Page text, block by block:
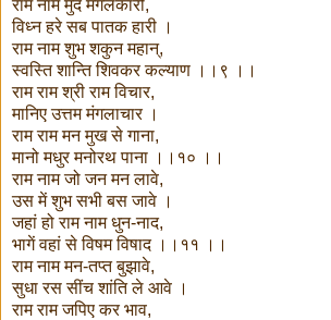
राम नाम मुद मंगलकारी,
विध्न हरे सब पातक हारी ।
राम नाम शुभ शकुन महान्,
स्वस्ति शान्ति शिवकर कल्याण ।।९ ।।
राम राम श्री राम विचार,
मानिए उत्तम मंगलाचार ।
राम राम मन मुख से गाना,
मानो मधुर मनोरथ पाना ।।१० ।।
राम नाम जो जन मन लावे,
उस में शुभ सभी बस जावे ।
जहां हो राम नाम धुन-नाद,
भागें वहां से विषम विषाद ।।११ ।।
राम नाम मन-तप्त बुझावे,
सुधा रस सींच शांति ले आवे ।
राम राम जपिए कर भाव,